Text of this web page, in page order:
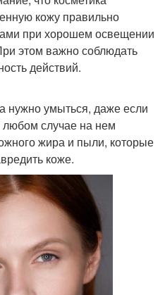
кожу правильно
при хорошем освещении
этом важно соблюдать
действий.
нужно умыться, даже если
любом случае на нем
жира и пыли, которые
коже.